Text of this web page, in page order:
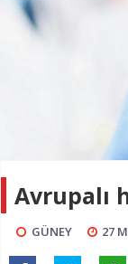
Avrupalı
GÜNEY 27